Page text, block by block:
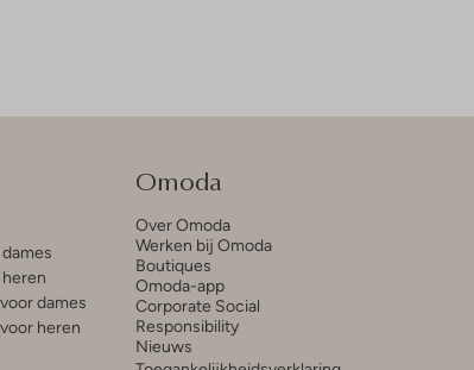
dames
heren
Omoda
Over Omoda
Werken bij Omoda
Boutiques
Omoda-app
Corporate Social
Responsibility
Nieuws